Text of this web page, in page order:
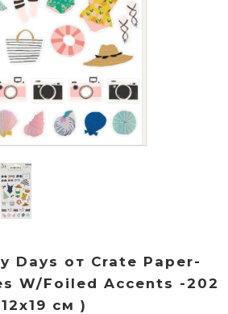
Days от Crate Paper-
W/Foiled Accents -202
см )